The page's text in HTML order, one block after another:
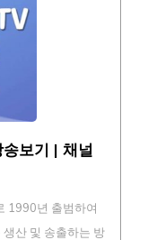
보기 | 채널
1990년 출범하여
산 및 송출하는 방